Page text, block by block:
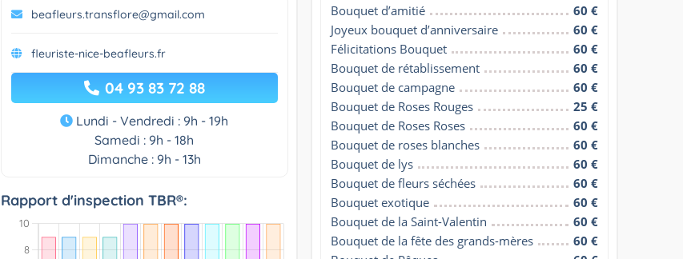
beafleurs.transflore@gmail.com
fleuriste-nice-beafleurs.fr
04 93 83 72 88
Lundi - Vendredi : 9h - 19h
Samedi : 9h - 18h
Dimanche : 9h - 13h
Rapport d'inspection TBR®:
Bouquet d’amitié
60 €
Joyeux bouquet d’anniversaire
60 €
Félicitations Bouquet
60 €
Bouquet de rétablissement
60 €
Bouquet de campagne
60 €
Bouquet de Roses Rouges
25 €
Bouquet de Roses Roses
60 €
Bouquet de roses blanches
60 €
Bouquet de lys
60 €
Bouquet de fleurs séchées
60 €
Bouquet exotique
60 €
Bouquet de la Saint-Valentin
60 €
Bouquet de la fête des grands-mères
60 €